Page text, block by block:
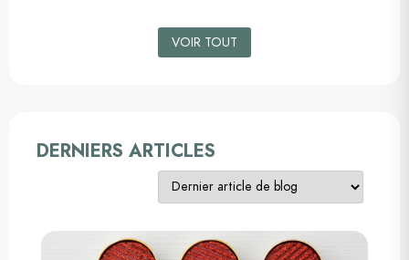
VOIR TOUT
DERNIERS ARTICLES